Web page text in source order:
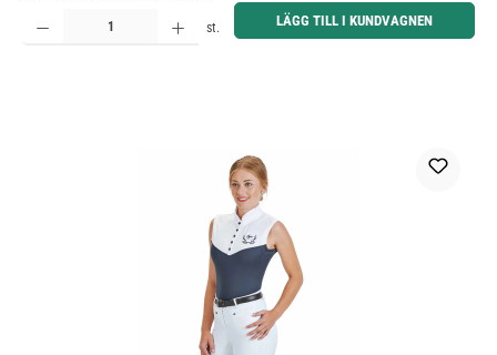
Produktkvantitet: Ange önskat belopp eller använd knapparna för att öka eller minska kvantiteten.
st. LÄGG TILL I KUNDVAGNEN